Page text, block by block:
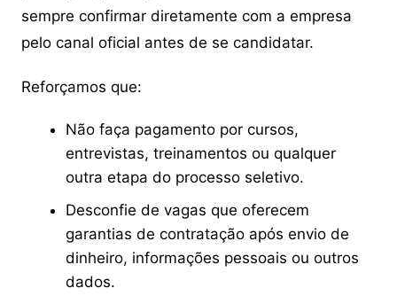
sempre confirmar diretamente com a empresa
pelo canal oficial antes de se candidatar.
Reforçamos que:
Não faça pagamento por cursos,
entrevistas, treinamentos ou qualquer
outra etapa do processo seletivo.
Desconfie de vagas que oferecem
garantias de contratação após envio de
dinheiro, informações pessoais ou outros
dados.